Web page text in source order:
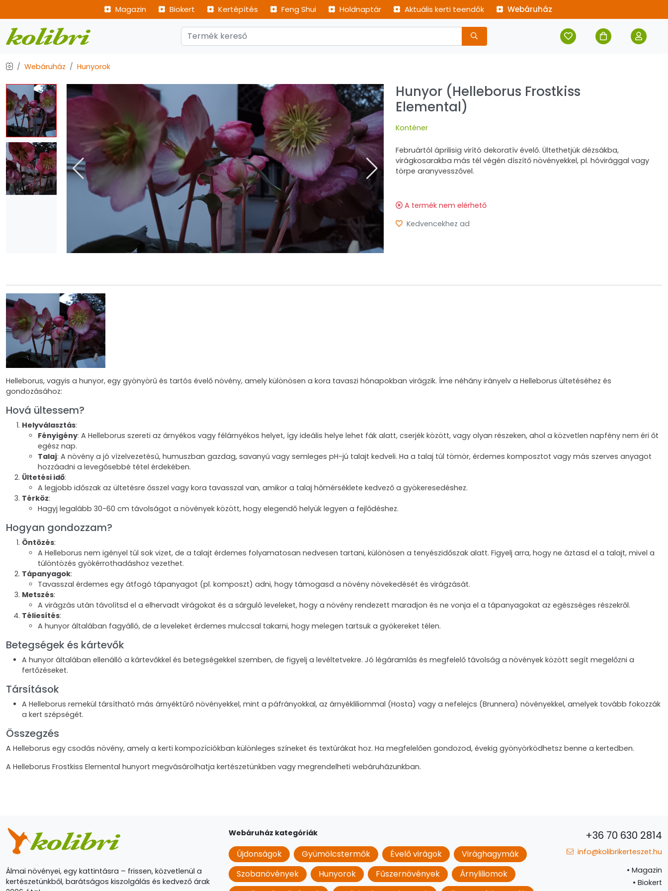
Magazin Biokert Kertépítés Feng Shui Holdnaptár Aktuális kerti teendők Webáruház
Webáruház Hunyorok
Hunyor (Helleborus Frostkiss
Elemental)
Konténer
Februártól áprilisig virító dekoratív évelő. Ültethetjük dézsákba,
virágkosarakba más tél végén díszítő növényekkel, pl. hóvirággal vagy
törpe aranyvesszővel.
A termék nem elérhető
Kedvencekhez ad
Helleborus, vagyis a hunyor, egy gyönyörű és tartós évelő növény, amely különösen a kora tavaszi hónapokban virágzik. Íme néhány irányelv a Helleborus ültetéséhez és
gondozásához:
Hová ültessem?
Helyválasztás:
Fényigény: A Helleborus szereti az árnyékos vagy félárnyékos helyet, így ideális helye lehet fák alatt, cserjék között, vagy olyan részeken, ahol a közvetlen napfény nem éri őt
egész nap.
Talaj: A növény a jó vízelvezetésű, humuszban gazdag, savanyú vagy semleges pH-jú talajt kedveli. Ha a talaj túl tömör, érdemes komposztot vagy más szerves anyagot
hozzáadni a levegősebbé tétel érdekében.
Ültetési idő:
A legjobb időszak az ültetésre ősszel vagy kora tavasszal van, amikor a talaj hőmérséklete kedvező a gyökeresedéshez.
Térköz:
Hagyj legalább 30-60 cm távolságot a növények között, hogy elegendő helyük legyen a fejlődéshez.
Hogyan gondozzam?
Öntözés:
A Helleborus nem igényel túl sok vizet, de a talajt érdemes folyamatosan nedvesen tartani, különösen a tenyészidőszak alatt. Figyelj arra, hogy ne áztasd el a talajt, mivel a
túlöntözés gyökérrothadáshoz vezethet.
Tápanyagok:
Tavasszal érdemes egy átfogó tápanyagot (pl. komposzt) adni, hogy támogasd a növény növekedését és virágzását.
Metszés:
A virágzás után távolítsd el a elhervadt virágokat és a sárguló leveleket, hogy a növény rendezett maradjon és ne vonja el a tápanyagokat az egészséges részekről.
Téliesítés:
A hunyor általában fagyálló, de a leveleket érdemes mulccsal takarni, hogy melegen tartsuk a gyökereket télen.
Betegségek és kártevők
A hunyor általában ellenálló a kártevőkkel és betegségekkel szemben, de figyelj a levéltetvekre. Jó légáramlás és megfelelő távolság a növények között segít megelőzni a
fertőzéseket.
Társítások
A Helleborus remekül társítható más árnyéktűrő növényekkel, mint a páfrányokkal, az árnyékliliommal (Hosta) vagy a nefelejcs (Brunnera) növényekkel, amelyek tovább fokozzák
a kert szépségét.
Összegzés
A Helleborus egy csodás növény, amely a kerti kompozíciókban különleges színeket és textúrákat hoz. Ha megfelelően gondozod, évekig gyönyörködhetsz benne a kertedben.
A Helleborus Frostkiss Elemental hunyort megvásárolhatja kertészetünkben vagy megrendelheti webáruházunkban.
Álmai növényei, egy kattintásra – frissen, közvetlenül a
kertészetünkből, barátságos kiszolgálás és kedvező árak
Webáruház kategóriák
Újdonságok Gyümölcstermők Évelő virágok
Virághagymák
Szobanövények
Hunyorok Fűszernövények
Árnyliliomok
+36 70 630 2814
info@kolibrikerteszet.hu
• Magazin
• Biokert